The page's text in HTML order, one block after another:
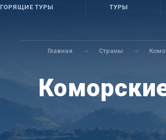
ГОРЯЩИЕ ТУРЫ ТУРЫ
Главная Страны